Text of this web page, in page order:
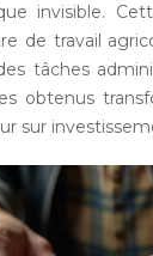
invisible.
de travail
tâches
obtenus
sur